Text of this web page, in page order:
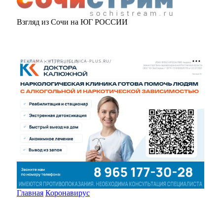
Взгляд из Сочи на ЮГ РОССИИ
РЕКЛАМА • HTTPS://CLINICA-PLUS.RU/
Главная Коронавирус